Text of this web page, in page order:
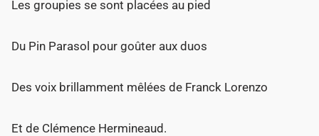
Les groupies se sont placées au pied
Du Pin Parasol pour goûter aux duos
Des voix brillamment mêlées de Franck Lorenzo
Et de Clémence Hermineaud.